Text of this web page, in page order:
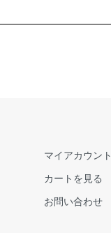
マイアカウント
カートを見る
お問い合わせ